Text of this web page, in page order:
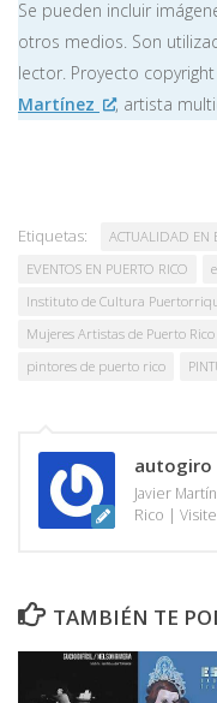
Se pueden incluir
otros medios. Son
lector. Proyecto
Martínez
, artista
Etiquetas: ACTUALIDAD EN
EVENTOS EN PUERTO RICO
Instituto de Cultura
Mujeres Artistas de Puerto Rico
pintores de puerto rico
autogiro
Javier
Rico |
TAMBIÉN TE